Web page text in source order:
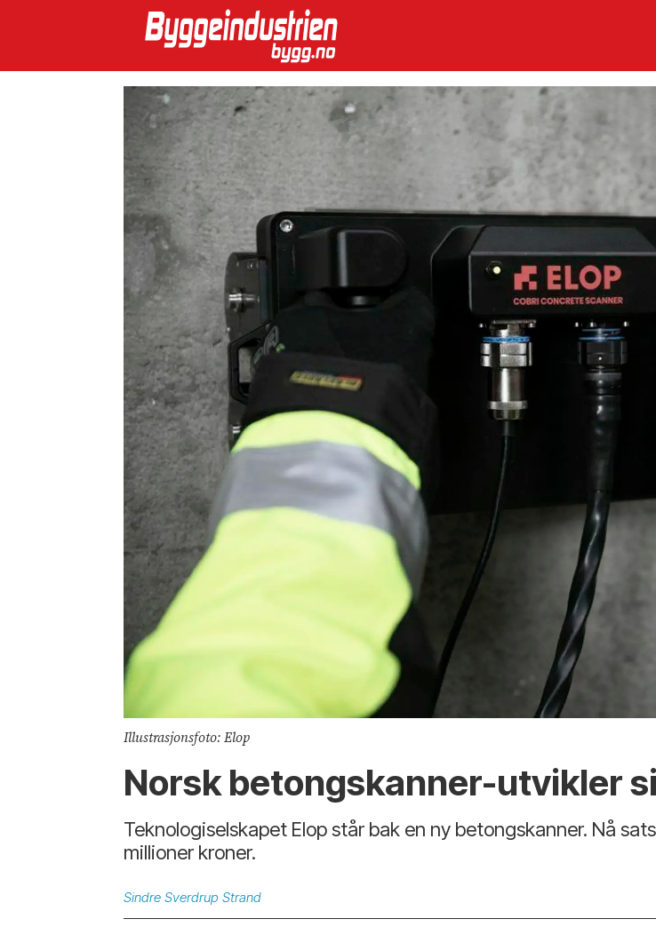
Illustrasjonsfoto: Elop
Norsk betongskanner-utvikler
Teknologiselskapet Elop står bak en ny betongskanner. Nå
millioner kroner.
Sindre Sverdrup Strand